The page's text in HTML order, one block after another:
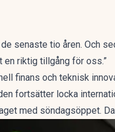
senaste tio åren. Och
en riktig tillgång för oss.”
finans och teknisk
fortsätter locka
med söndagsöppet.